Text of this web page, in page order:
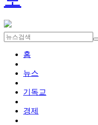
홈
뉴스
기독교
경제